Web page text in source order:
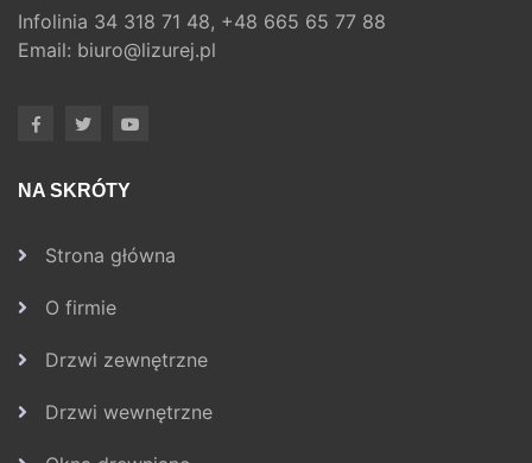
Infolinia 34 318 71 48, +48 665 65 77 88
Email: biuro@lizurej.pl
NA SKRÓTY
Strona główna
O firmie
Drzwi zewnętrzne
Drzwi wewnętrzne